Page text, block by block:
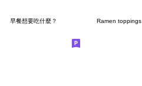
早餐想要吃什麼？ Ramen toppings